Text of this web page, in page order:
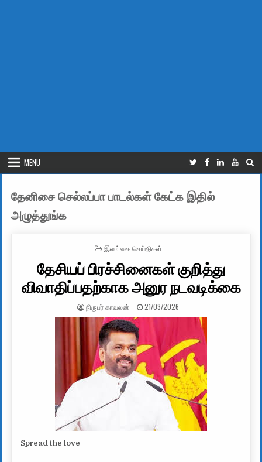
MENU
தேனிசை செல்லப்பா பாடல்கள் கேட்க இதில்
அழுத்துங்க
POSTED IN
இலங்கை செய்திகள்
தேசியப் பிரச்சினைகள் குறித்து
விவாதிப்பதற்காக அனுர நடவடிக்கை
AUTHOR:
நிருபர் காவலன் PUBLISHED DATE:
21/03/2026
Spread the love